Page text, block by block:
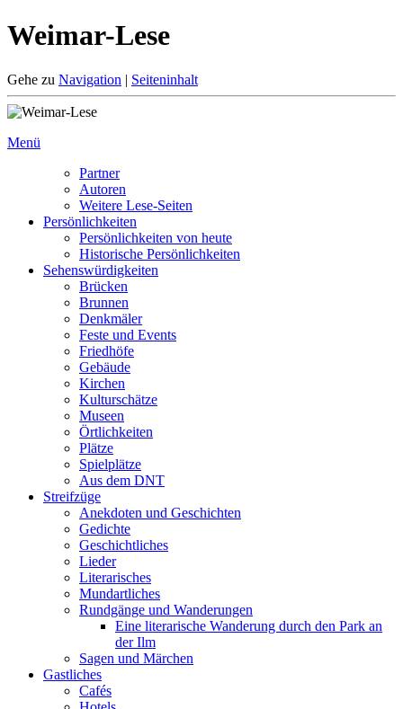
Weimar-Lese
Gehe zu Navigation | Seiteninhalt
Menü
Partner
Autoren
Weitere Lese-Seiten
Persönlichkeiten
Persönlichkeiten von heute
Historische Persönlichkeiten
Sehenswürdigkeiten
Brücken
Brunnen
Denkmäler
Feste und Events
Friedhöfe
Gebäude
Kirchen
Kulturschätze
Museen
Örtlichkeiten
Plätze
Spielplätze
Aus dem DNT
Streifzüge
Anekdoten und Geschichten
Gedichte
Geschichtliches
Lieder
Literarisches
Mundartliches
Rundgänge und Wanderungen
Eine literarische Wanderung durch den Park an
der Ilm
Sagen und Märchen
Gastliches
Cafés